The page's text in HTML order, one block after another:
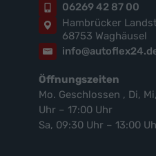
06269 42 87 00
Hambrücker
68753 Waghäusel
Öffnungszeiten
Mo. Geschlossen , Di,
Uhr – 17:00 Uhr
Sa, 09:30 Uhr – 13:00